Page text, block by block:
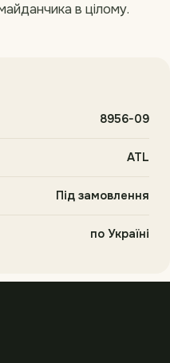
в цілому.
8956-09
ATL
Під замовлення
по Україні